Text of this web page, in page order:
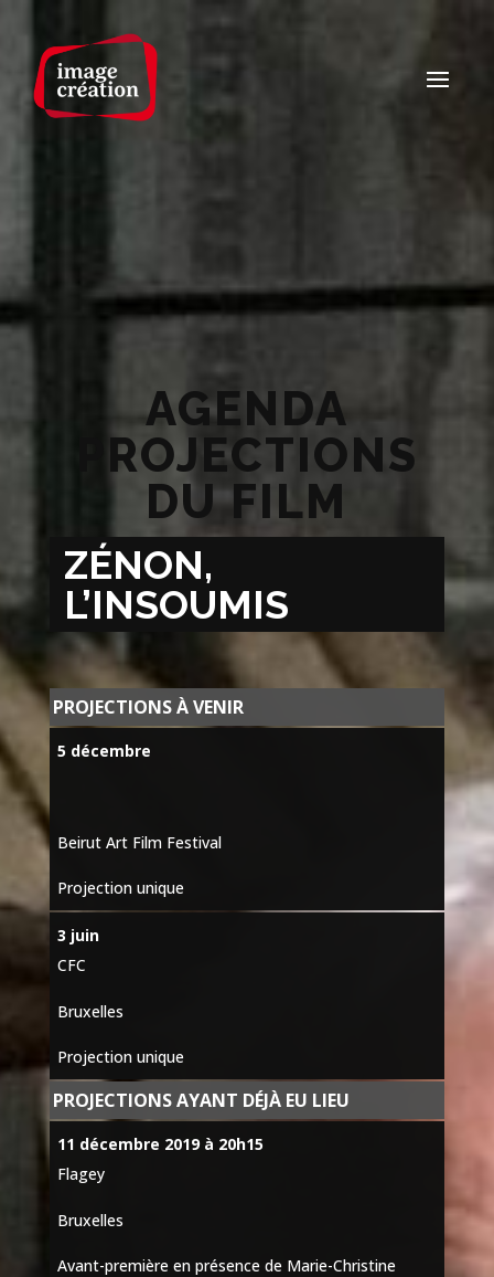
AGENDA
PROJECTIONS
DU FILM
ZÉNON,
L’INSOUMIS
PROJECTIONS À VENIR
5 décembre
Beirut Art Film Festival
Projection unique
3 juin
CFC
Bruxelles
Projection unique
PROJECTIONS AYANT DÉJÀ EU LIEU
11 décembre 2019 à 20h15
Flagey
Bruxelles
Avant-première en présence de Marie-Christine